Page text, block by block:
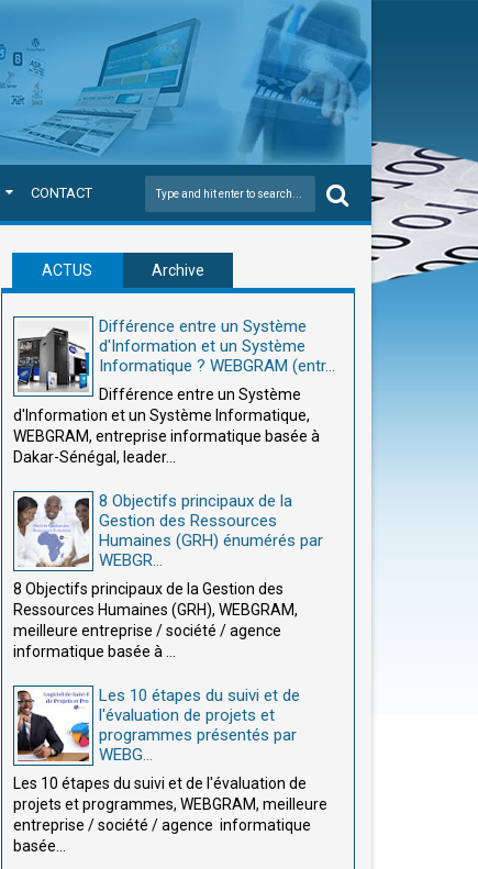
CONTACT
ACTUS Archive
Différence entre un Système
d'Information et un Système
Informatique ? WEBGRAM (entr...
Différence entre un Système
d'Information et un Système Informatique,
WEBGRAM, entreprise informatique basée à
Dakar-Sénégal, leader...
8 Objectifs principaux de la
Gestion des Ressources
Humaines (GRH) énumérés par
WEBGR...
8 Objectifs principaux de la Gestion des
Ressources Humaines (GRH), WEBGRAM,
meilleure entreprise / société / agence
informatique basée à ...
Les 10 étapes du suivi et de
l'évaluation de projets et
programmes présentés par
WEBG...
Les 10 étapes du suivi et de l'évaluation de
projets et programmes, WEBGRAM, meilleure
entreprise / société / agence informatique
basée...